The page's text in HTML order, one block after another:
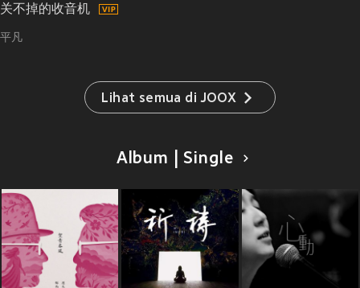
关不掉的收音机
平凡
Lihat semua di JOOX
Album | Single